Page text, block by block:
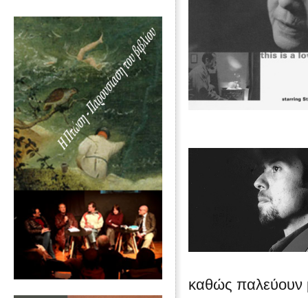
καθώς παλεύουν